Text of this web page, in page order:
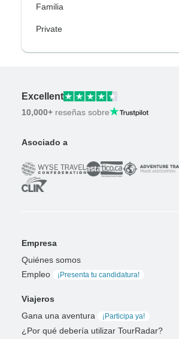
Familia
Private
Excellent
10,000+ reseñas sobre
Asociado a
Empresa
Quiénes somos
Empleo
¡Presenta tu candidatura!
Viajeros
Gana una aventura
¡Participa ya!
¿Por qué debería utilizar TourRadar?